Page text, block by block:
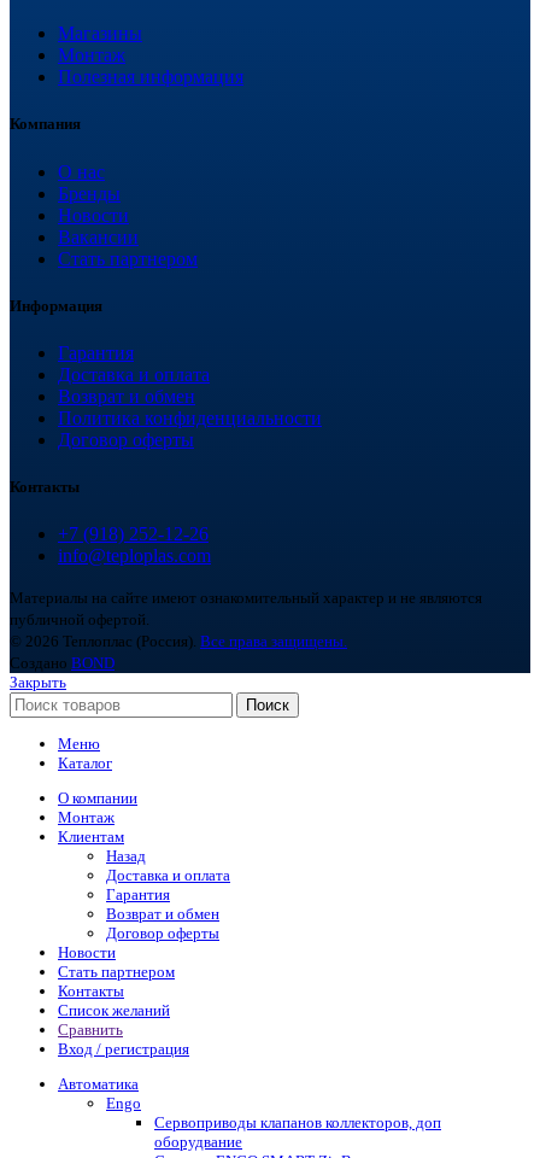
Магазины
Монтаж
Полезная информация
Компания
О нас
Бренды
Новости
Вакансии
Стать партнером
Информация
Гарантия
Доставка и оплата
Возврат и обмен
Политика конфиденциальности
Договор оферты
Контакты
+7 (918) 252-12-26
info@teploplas.com
Материалы на сайте имеют ознакомительный характер и не являются
публичной офертой.
© 2026 Теплоплас (Россия). Все права защищены.
Создано BOND
Закрыть
Поиск
Меню
Каталог
О компании
Монтаж
Клиентам
Назад
Доставка и оплата
Гарантия
Возврат и обмен
Договор оферты
Новости
Стать партнером
Контакты
Список желаний
Сравнить
Вход / регистрация
Автоматика
Engo
Сервоприводы клапанов коллекторов, доп
оборудвание